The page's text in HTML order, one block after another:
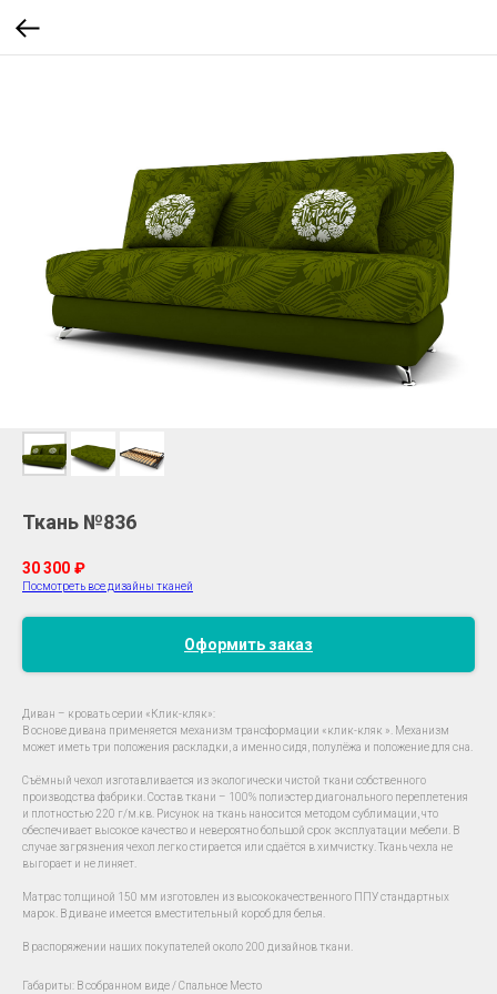
Ткань №836
30 300 ₽
Посмотреть все дизайны тканей
Оформить заказ
Диван – кровать серии «Клик-кляк»:
В основе дивана применяется механизм трансформации «клик-кляк ». Механизм
может иметь три положения раскладки, а именно сидя, полулёжа и положение для сна.
Съёмный чехол изготавливается из экологически чистой ткани собственного
производства фабрики. Состав ткани – 100% полиэстер диагонального переплетения
и плотностью 220 г/м.кв. Рисунок на ткань наносится методом сублимации, что
обеспечивает высокое качество и невероятно большой срок эксплуатации мебели. В
случае загрязнения чехол легко стирается или сдаётся в химчистку. Ткань чехла не
выгорает и не линяет.
Матрас толщиной 150 мм изготовлен из высококачественного ППУ стандартных
марок. В диване имеется вместительный короб для белья.
В распоряжении наших покупателей около 200 дизайнов ткани.
Габариты: В собранном виде / Спальное Место